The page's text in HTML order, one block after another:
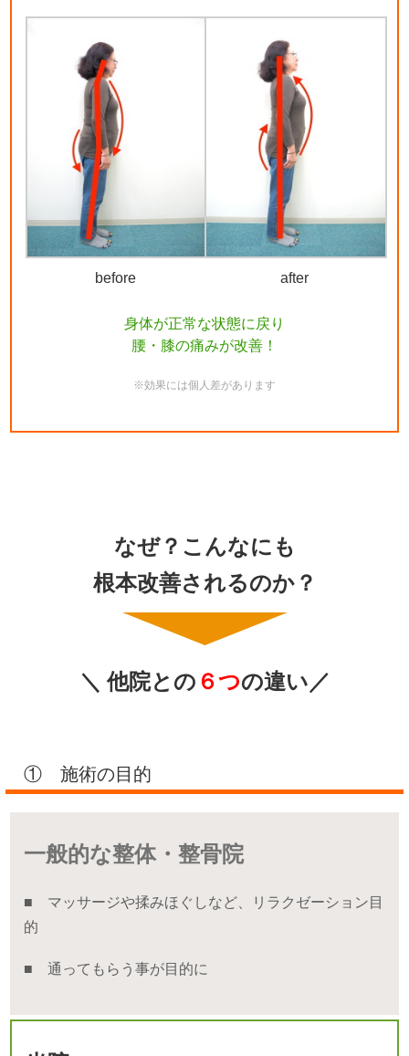
before after
身体が正常な状態に戻り
腰・膝の痛みが改善！
※効果には個人差があります
なぜ？こんなにも
根本改善されるのか？
＼ 他院との ６つの違い／
① 施術の目的
一般的な整体・整骨院
■ マッサージや揉みほぐしなど、リラクゼーション目
的
■ 通ってもらう事が目的に